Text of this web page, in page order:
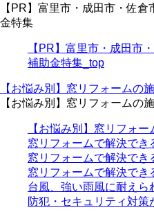
【PR】富里市・成田市・佐
金特集
【PR】富里市・成田市
補助金特集_top
【お悩み別】窓リフォームの
【お悩み別】窓リフォームの
【お悩み別】窓リフォ
窓リフォームで解決でき
窓リフォームで解決でき
窓リフォームで解決でき
台風、強い雨風に耐えら
防犯・セキュリティ対策